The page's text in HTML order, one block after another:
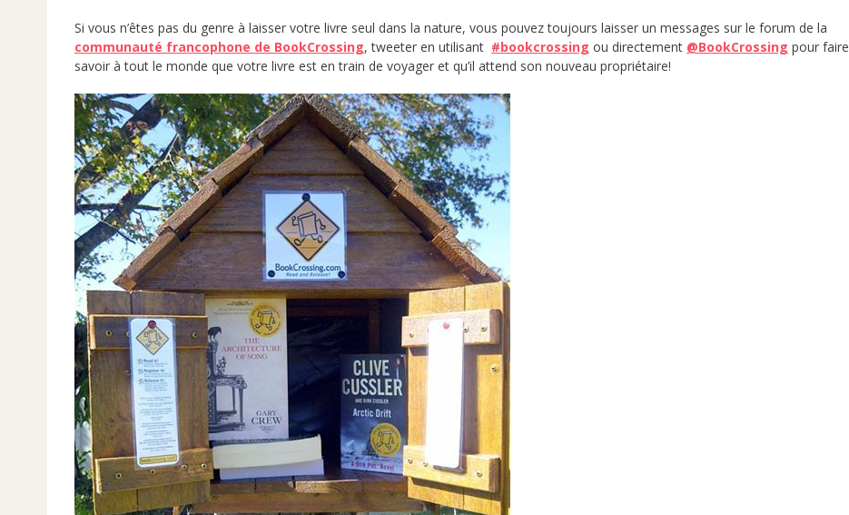
Si vous n’êtes pas du genre à laisser votre livre seul dans la nature, vous pouvez toujours laisser un messages sur le forum de la
communauté francophone de BookCrossing, tweeter en utilisant #bookcrossing ou directement @BookCrossing pour faire
savoir à tout le monde que votre livre est en train de voyager et qu’il attend son nouveau propriétaire!